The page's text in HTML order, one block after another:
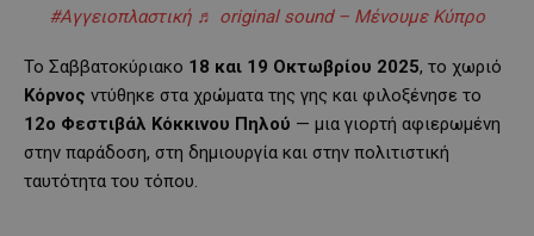
#Αγγειοπλαστική ♬ original sound – Μένουμε Κύπρο
Το Σαββατοκύριακο 18 και 19 Οκτωβρίου 2025, το χωριό
Κόρνος ντύθηκε στα χρώματα της γης και φιλοξένησε το
12ο Φεστιβάλ Κόκκινου Πηλού — μια γιορτή αφιερωμένη
στην παράδοση, στη δημιουργία και στην πολιτιστική
ταυτότητα του τόπου.